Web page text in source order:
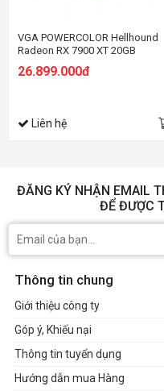
VGA POWERCOLOR Hellhound
Radeon RX 7900 XT 20GB
26.899.000đ
Liên hệ
ĐĂNG KÝ NHẬN EMAIL
ĐỂ ĐƯỢC
Thông tin chung
Giới thiệu công ty
Góp ý, Khiếu nại
Thông tin tuyển dụng
Hướng dẫn mua Hàng